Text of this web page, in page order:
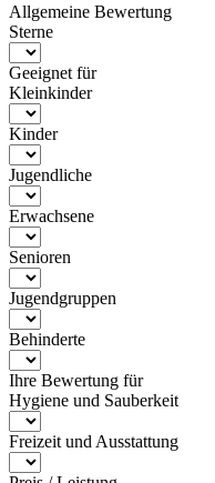
Allgemeine Bewertung
Sterne
Geeignet für
Kleinkinder
Kinder
Jugendliche
Erwachsene
Senioren
Jugendgruppen
Behinderte
Ihre Bewertung für
Hygiene und Sauberkeit
Freizeit und Ausstattung